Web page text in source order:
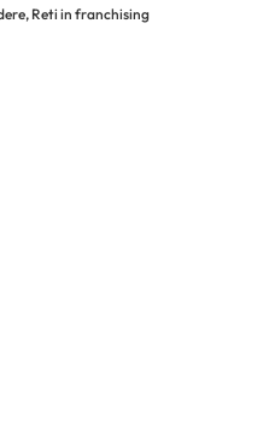
Reti in franchising